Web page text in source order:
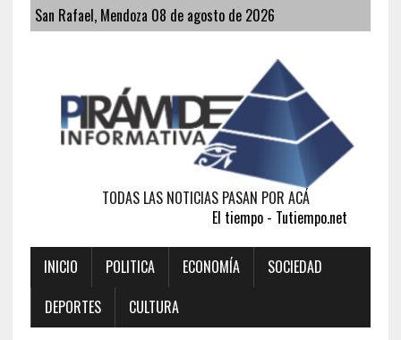
San Rafael, Mendoza 08 de agosto de 2026
TODAS LAS NOTICIAS PASAN POR ACÁ
El tiempo - Tutiempo.net
INICIO POLITICA ECONOMÍA
SOCIEDAD
DEPORTES
CULTURA